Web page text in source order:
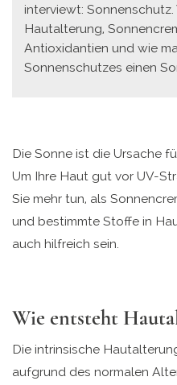
interviewt:
Hautalterung,
Antioxidantien und wie
Sonnenschutzes einen
Die Sonne ist die Ursache
Um Ihre Haut gut vor UV-
Sie mehr tun, als
und bestimmte Stoffe in
auch hilfreich sein.
Wie entsteht
Die intrinsische
aufgrund des normalen